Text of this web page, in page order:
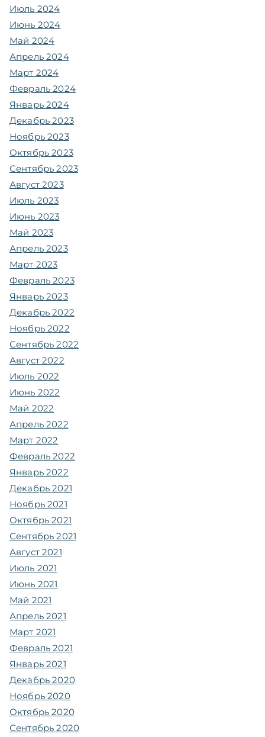
Июль 2024
Июнь 2024
Май 2024
Апрель 2024
Март 2024
Февраль 2024
Январь 2024
Декабрь 2023
Ноябрь 2023
Октябрь 2023
Сентябрь 2023
Август 2023
Июль 2023
Июнь 2023
Май 2023
Апрель 2023
Март 2023
Февраль 2023
Январь 2023
Декабрь 2022
Ноябрь 2022
Сентябрь 2022
Август 2022
Июль 2022
Июнь 2022
Май 2022
Апрель 2022
Март 2022
Февраль 2022
Январь 2022
Декабрь 2021
Ноябрь 2021
Октябрь 2021
Сентябрь 2021
Август 2021
Июль 2021
Июнь 2021
Май 2021
Апрель 2021
Март 2021
Февраль 2021
Январь 2021
Декабрь 2020
Ноябрь 2020
Октябрь 2020
Сентябрь 2020